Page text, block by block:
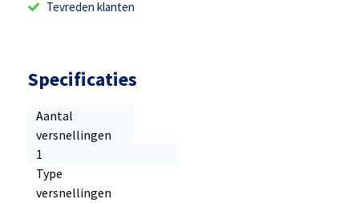
Tevreden klanten
Specificaties
Aantal
versnellingen
1
Type
versnellingen